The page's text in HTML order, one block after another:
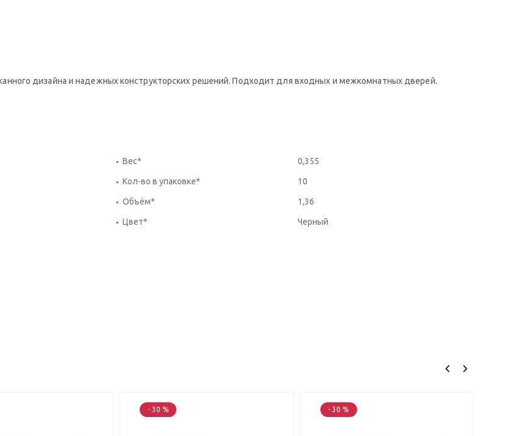
дизайна и надежных конструкторских решений. Подходит для входных и межкомнатных дверей.
Вес* 0,355
Кол-во в упаковке* 10
Объём* 1,36
Цвет* Черный
- 30 % - 30 %